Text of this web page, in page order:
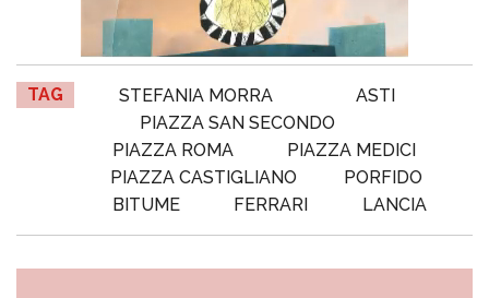
TAG STEFANIA MORRA
ASTI
PIAZZA SAN SECONDO
PIAZZA ROMA
PIAZZA MEDICI
PIAZZA CASTIGLIANO
PORFIDO
BITUME
FERRARI LANCIA